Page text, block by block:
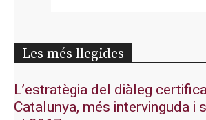
Les més llegides
L’estratègia del diàleg
Catalunya, més intervinguda i